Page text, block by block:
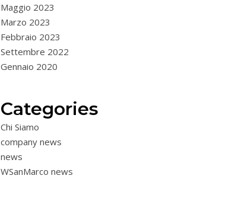
Maggio 2023
Marzo 2023
Febbraio 2023
Settembre 2022
Gennaio 2020
Categories
Chi Siamo
company news
news
WSanMarco news